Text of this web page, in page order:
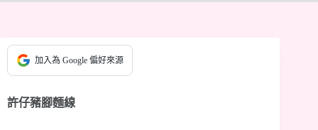
加入為 Google 偏好來源
許仔豬腳麵線